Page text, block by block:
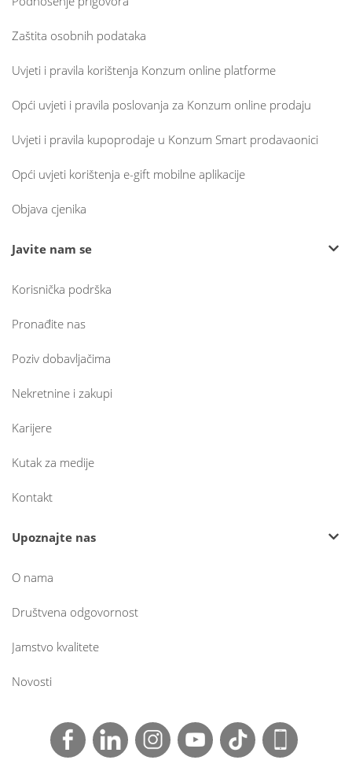
Zaštita osobnih podataka
Uvjeti i pravila korištenja Konzum online platforme
Opći uvjeti i pravila poslovanja za Konzum online prodaju
Uvjeti i pravila kupoprodaje u Konzum Smart prodavaonici
Opći uvjeti korištenja e-gift mobilne aplikacije
Objava cjenika
Javite nam se
Korisnička podrška
Pronađite nas
Poziv dobavljačima
Nekretnine i zakupi
Karijere
Kutak za medije
Kontakt
Upoznajte nas
O nama
Društvena odgovornost
Jamstvo kvalitete
Novosti